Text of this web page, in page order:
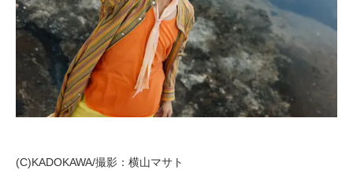
(C)KADOKAWA/撮影：横山マサト